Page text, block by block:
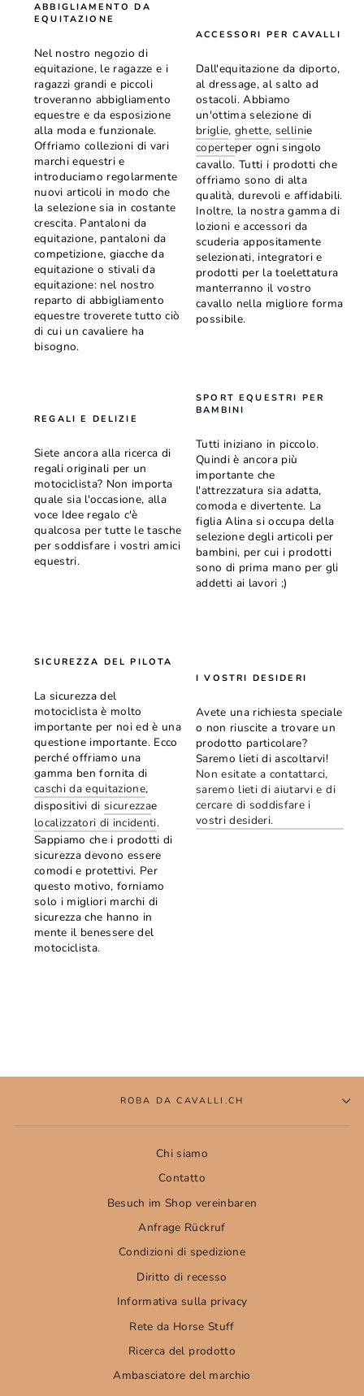
ABBIGLIAMENTO DA
EQUITAZIONE
Nel nostro negozio di
equitazione, le ragazze e i
ragazzi grandi e piccoli
troveranno abbigliamento
equestre e da esposizione
alla moda e funzionale.
Offriamo collezioni di vari
marchi equestri e
introduciamo regolarmente
nuovi articoli in modo che
la selezione sia in costante
crescita. Pantaloni da
equitazione, pantaloni da
competizione, giacche da
equitazione o stivali da
equitazione: nel nostro
reparto di abbigliamento
equestre troverete tutto ciò
di cui un cavaliere ha
bisogno.
ACCESSORI PER CAVALLI
Dall'equitazione da diporto,
al dressage, al salto ad
ostacoli. Abbiamo
un'ottima selezione di
briglie,ghette, sellinie
coperteper ogni singolo
cavallo. Tutti i prodotti che
offriamo sono di alta
qualità, durevoli e affidabili.
Inoltre, la nostra gamma di
lozioni e accessori da
scuderia appositamente
selezionati, integratori e
prodotti per la toelettatura
manterranno il vostro
cavallo nella migliore forma
possibile.
REGALI E DELIZIE
Siete ancora alla ricerca di
regali originali per un
motociclista? Non importa
quale sia l'occasione, alla
voce Idee regalo c'è
qualcosa per tutte le tasche
per soddisfare i vostri amici
equestri.
SPORT EQUESTRI PER
BAMBINI
Tutti iniziano in piccolo.
Quindi è ancora più
importante che
l'attrezzatura sia adatta,
comoda e divertente. La
figlia Alina si occupa della
selezione degli articoli per
bambini, per cui i prodotti
sono di prima mano per gli
addetti ai lavori ;)
SICUREZZA DEL PILOTA
La sicurezza del
motociclista è molto
importante per noi ed è una
questione importante. Ecco
perché offriamo una
gamma ben fornita di
caschi da equitazione,
dispositivi disicurezzae
localizzatori di incidenti.
Sappiamo che i prodotti di
sicurezza devono essere
comodi e protettivi. Per
questo motivo, forniamo
solo i migliori marchi di
sicurezza che hanno in
mente il benessere del
motociclista.
I VOSTRI DESIDERI
Avete una richiesta speciale
o non riuscite a trovare un
prodotto particolare?
Saremo lieti di ascoltarvi!
Non esitate a contattarci,
saremo lieti di aiutarvi e di
cercare di soddisfare i
vostri desideri.
ROBA DA CAVALLI.CH
Chi siamo
Contatto
Besuch im Shop vereinbaren
Anfrage Rückruf
Condizioni di spedizione
Diritto di recesso
Informativa sulla privacy
Rete da Horse Stuff
Ricerca del prodotto
Ambasciatore del marchio